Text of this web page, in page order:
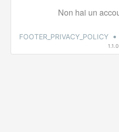
FOOTER_PRIVACY_POLICY •
1.1.0